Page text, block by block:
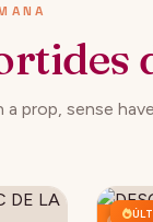
prop, sense